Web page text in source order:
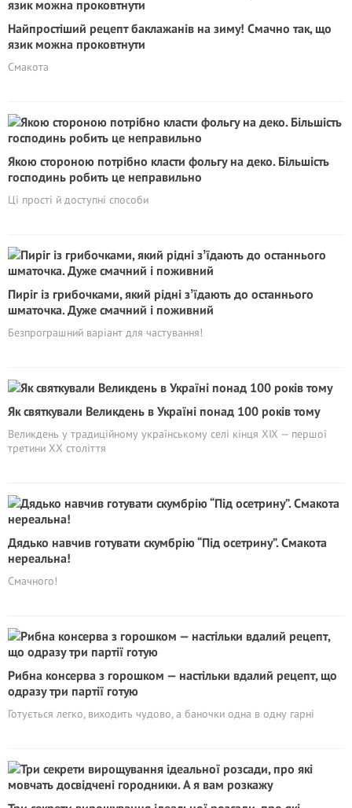
Найпростіший рецепт баклажанів на зиму! Смачно так, що
язик можна проковтнути
Смакота
Якою стороною потрібно класти фольгу на деко. Більшість
господинь робить це неправильно
Ці прості й доступні способи
Пиріг із грибочками, який рідні зʼїдають до останнього
шматочка. Дуже смачний і поживний
Безпрограшний варіант для частування!
Як святкували Великдень в Україні понад 100 років тому
Великдень у традиційному українському селі кінця ХІХ — першої
третини ХХ століття
Дядько навчив готувати скумбрію “Під осетрину”. Смакота
нереальна!
Смачного!
Рибна консерва з горошком — настільки вдалий рецепт, що
одразу три партії готую
Готується легко, виходить чудово, а баночки одна в одну гарні